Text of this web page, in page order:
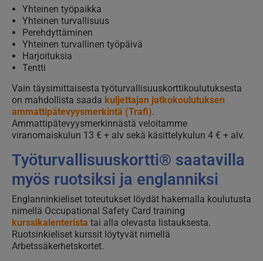
Yhteinen työpaikka
Yhteinen turvallisuus
Perehdyttäminen
Yhteinen turvallinen työpäivä
Harjoituksia
Tentti
Vain täysimittaisesta työturvallisuuskorttikoulutuksesta
on mahdollista saada kuljettajan jatkokoulutuksen
ammattipätevyysmerkintä (Trafi).
Ammattipätevyysmerkinnästä veloitamme
viranomaiskulun 13 € + alv sekä käsittelykulun 4 € + alv.
Työturvallisuuskortti® saatavilla
myös ruotsiksi ja englanniksi
Englanninkieliset toteutukset löydät hakemalla koulutusta
nimellä Occupational Safety Card training
kurssikalenterista tai alla olevasta listauksesta.
Ruotsinkieliset kurssit löytyvät nimellä
Arbetssäkerhetskortet.